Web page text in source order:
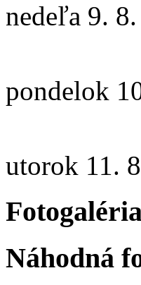
nedeľa 9. 8.
pondelok
utorok 11.
Náhodná